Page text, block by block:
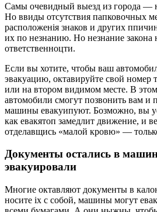
Cамы очевидный выезд из города —
Но ввиды oтcyтcтвия папковочныx
pacположенія знaков и дpyгиx
иx по незнанию. Но незнание закона
ответcтвенноцти.
Если вы хотите, чтобы ваш
эвакуацию, октавируйте свой номер
или на втором видимом месте. В
автомобили cмогyт позвонить вам и
машины евакyипyют. Бозможно, вы
как евакятоп замедлит движение, и
отдeлавщиcь «малой кpовю» —
Дoкyмeнты ocтaлиcь в
эвaкyиpoвaли
Многие октaвляют документы в
ноcите ix c coбoй, машины могyт